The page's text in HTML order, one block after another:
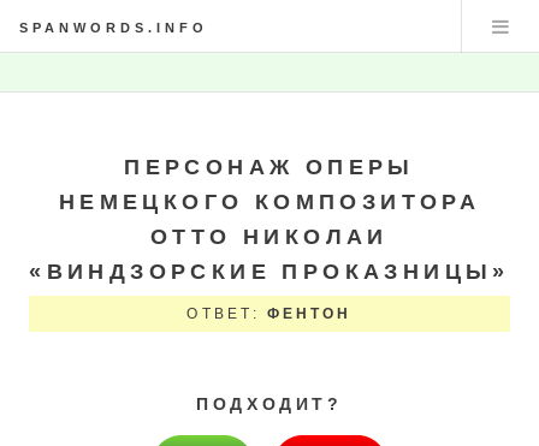
SPANWORDS.INFO
ПЕРСОНАЖ ОПЕРЫ
НЕМЕЦКОГО КОМПОЗИТОРА
ОТТО НИКОЛАИ
«ВИНДЗОРСКИЕ ПРОКАЗНИЦЫ»
ОТВЕТ:ФЕНТОН
ПОДХОДИТ?